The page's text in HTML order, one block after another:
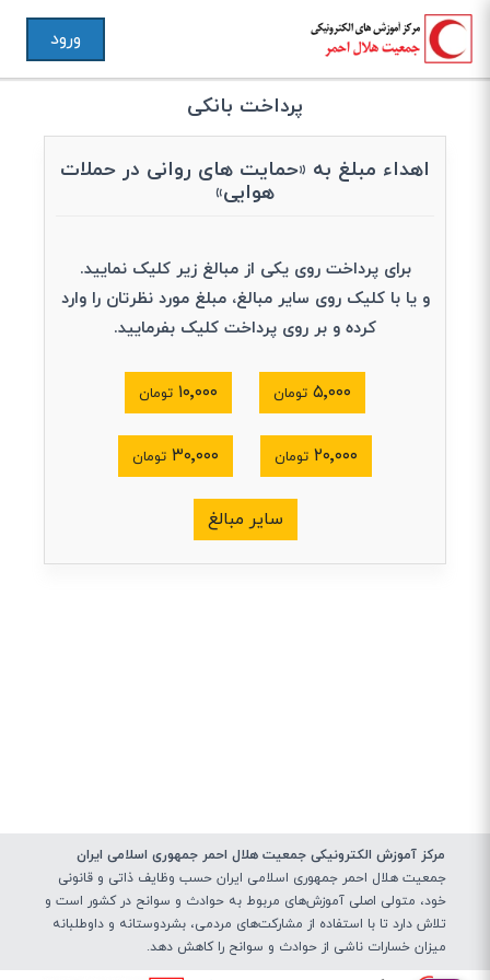
ورود
پرداخت بانکی
اهداء مبلغ به «حمایت های روانی در حملات
هوایی»
برای پرداخت روی یکی از مبالغ زیر کلیک نمایید.
و یا با کلیک روی سایر مبالغ، مبلغ مورد نظرتان را وارد
کرده و بر روی پرداخت کلیک بفرمایید.
۵٬۰۰۰ تومان ۱۰٬۰۰۰ تومان
۲۰٬۰۰۰ تومان ۳۰٬۰۰۰ تومان
سایر مبالغ
مرکز آموزش الکترونیکی جمعیت هلال احمر جمهوری اسلامی ایران
جمعیت هلال احمر جمهوری اسلامی ایران حسب وظایف ذاتی و قانونی
خود، متولی اصلی آموزش‌های مربوط به حوادث و سوانح در کشور است و
تلاش دارد تا با استفاده از مشارکت‌های مردمی، بشردوستانه و داوطلبانه
میزان خسارات ناشی از حوادث و سوانح را کاهش دهد.